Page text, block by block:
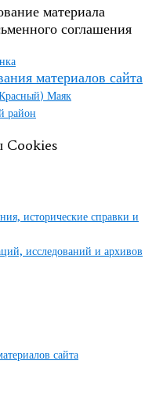
Маяк
район
исторические справки и
исследований и архивов
сайта
материала
соглашения
материалов сайта
Cookies